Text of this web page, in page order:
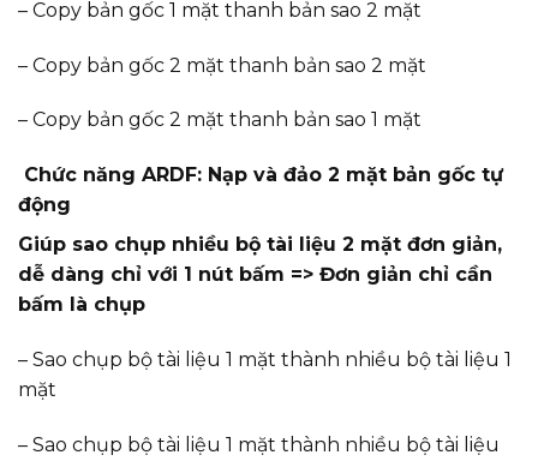
– Copy bản gốc 1 mặt thanh bản sao 2 mặt
– Copy bản gốc 2 mặt thanh bản sao 2 mặt
– Copy bản gốc 2 mặt thanh bản sao 1 mặt
Chức năng ARDF: Nạp và đảo 2 mặt bản gốc tự
động
Giúp sao chụp nhiều bộ tài liệu 2 mặt đơn giản,
dễ dàng chỉ với 1 nút bấm => Đơn giản chỉ cần
bấm là chụp
– Sao chụp bộ tài liệu 1 mặt thành nhiều bộ tài liệu 1
mặt
– Sao chụp bộ tài liệu 1 mặt thành nhiều bộ tài liệu